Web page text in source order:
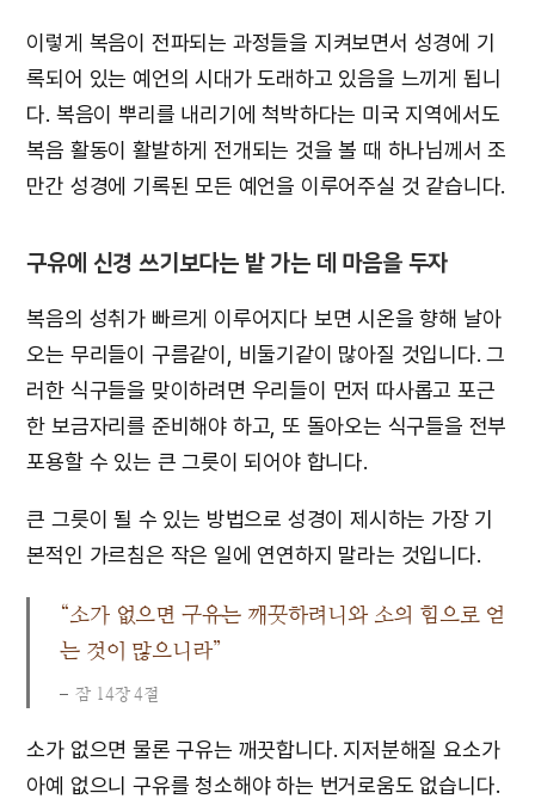
이렇게 복음이 전파되는 과정들을 지켜보면서 성경에 기
록되어 있는 예언의 시대가 도래하고 있음을 느끼게 됩니
다. 복음이 뿌리를 내리기에 척박하다는 미국 지역에서도
복음 활동이 활발하게 전개되는 것을 볼 때 하나님께서 조
만간 성경에 기록된 모든 예언을 이루어주실 것 같습니다.
구유에 신경 쓰기보다는 밭 가는 데 마음을 두자
복음의 성취가 빠르게 이루어지다 보면 시온을 향해 날아
오는 무리들이 구름같이, 비둘기같이 많아질 것입니다. 그
러한 식구들을 맞이하려면 우리들이 먼저 따사롭고 포근
한 보금자리를 준비해야 하고, 또 돌아오는 식구들을 전부
포용할 수 있는 큰 그릇이 되어야 합니다.
큰 그릇이 될 수 있는 방법으로 성경이 제시하는 가장 기
본적인 가르침은 작은 일에 연연하지 말라는 것입니다.
“소가 없으면 구유는 깨끗하려니와 소의 힘으로 얻
는 것이 많으니라”
잠 14장 4절
소가 없으면 물론 구유는 깨끗합니다. 지저분해질 요소가
아예 없으니 구유를 청소해야 하는 번거로움도 없습니다.